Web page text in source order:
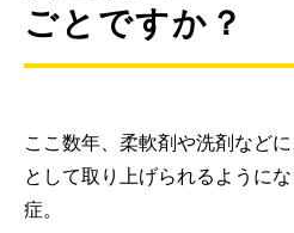
ごとですか？
ここ数年、柔軟剤や洗剤など
として取り上げられるように
症。